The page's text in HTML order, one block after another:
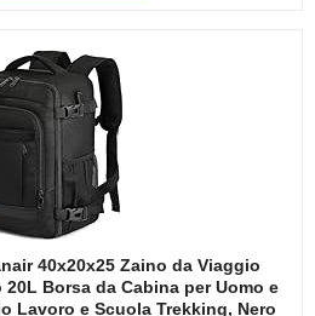
40x20x25 Zaino da Viaggio
Borsa da Cabina per Uomo e
Lavoro e Scuola Trekking, Nero